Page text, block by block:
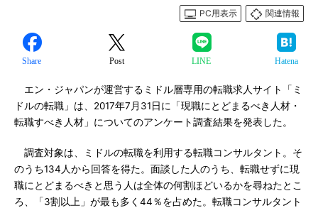
PC用表示
関連情報
Share Post LINE Hatena
エン・ジャパンが運営するミドル層専用の転職求人サイト「ミ
ドルの転職」は、2017年7月31日に「現職にとどまるべき人材・
転職すべき人材」についてのアンケート調査結果を発表した。
調査対象は、ミドルの転職を利用する転職コンサルタント。そ
のうち134人から回答を得た。面談した人のうち、転職せずに現
職にとどまるべきと思う人は全体の何割ほどいるかを尋ねたとこ
ろ、「3割以上」が最も多く44％を占めた。転職コンサルタント